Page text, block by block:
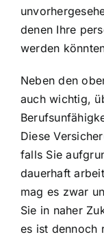
denen Ihre
werden
Neben den
auch wichtig,
Diese
falls Sie
dauerhaft
mag es zwar
Sie in naher
es ist dennoch